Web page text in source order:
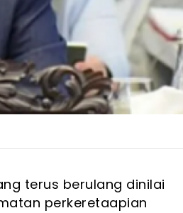
terus berulang dinilai
perkeretaapian